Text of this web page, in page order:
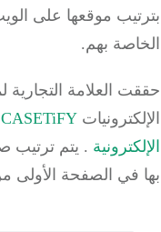
موقعها على
بهم.
العلامة التجارية
CASETiFY
.يتم ترتيب
في الصفحة الأولى من